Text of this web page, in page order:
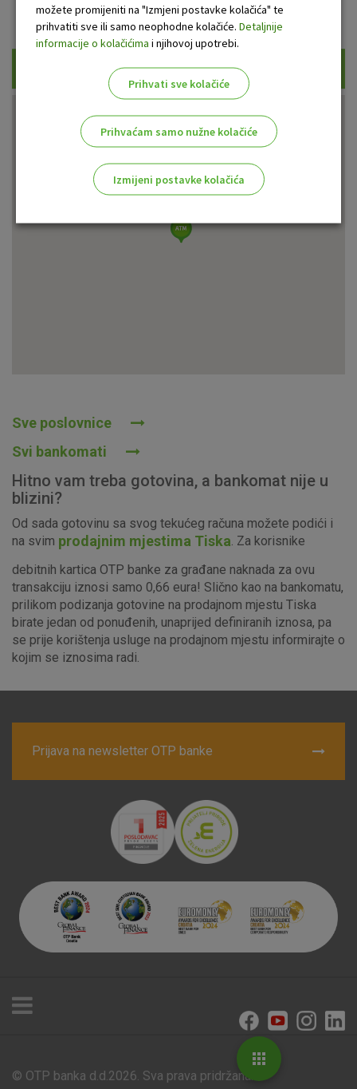
Prikaži samo uplatne bankomate
Sve poslovnice
Svi bankomati
Hitno vam treba gotovina, a bankomat nije u
blizini?
Od sada gotovinu sa svog tekućeg računa možete podići i
na svim prodajnim mjestima Tiska . Za korisnike
debitnih kartica OTP banke za građane naknada za ovu
transakciju iznosi samo 0,66 eura! Slično kao na bankomatu,
prilikom podizanja gotovine na prodajnom mjestu Tiska
birate jedan od ponuđenih, unaprijed definiranih iznosa, pa
se prije korištenja usluge na prodajnom mjestu informirajte o
kojim se iznosima radi.
Prijava na newsletter OTP banke
Poslovnice i bankomati
© OTP banka d.d.2026. Sva prava pridržana.
možete promijeniti na "Izmjeni postavke kolačića" te
prihvatiti sve ili samo neophodne kolačiće. Detaljnije
informacije o kolačićima i njihovoj upotrebi.
Prihvati sve kolačiće
Prihvaćam samo nužne kolačiće
Izmijeni postavke kolačića
Ovi kolačići nužni su za funkcioniranje internetske stranice i
postavljaju kao odgovor na vaše radnje koje uključuju zahtjev
za uslugama, kao što su postavke kolačića. Svoj preglednik
o njima, ali u tom slučaju neki dijelovi stranice neće raditi. Ti
kolačići ne pohranjuju nikakve informacije koje bi vas mogle
identificirati.
Detaljnije informacije o kolačićima